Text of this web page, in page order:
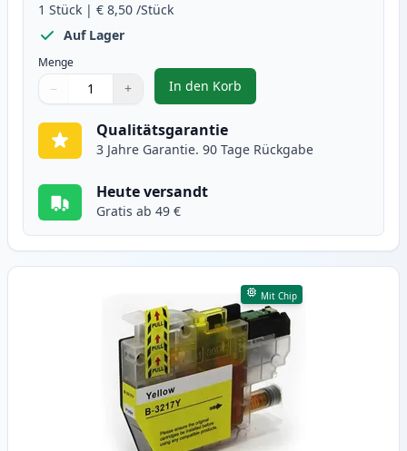
1 Stück | € 8,50 /Stück
Auf Lager
Menge
Verwenden Sie die Tasten, um anzupassen
− +
1
In den Korb
, Brother LC3217M magenta XL
Qualitätsgarantie
3 Jahre Garantie. 90 Tage Rückgabe
Heute versandt
Gratis ab 49 €
Mit Chip